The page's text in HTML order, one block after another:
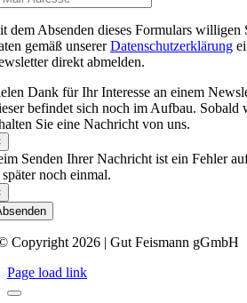
dem Absenden dieses Formulars willigen
gemäß unsererDatenschutzerklärung
direkt abmelden.
Dank für Ihr Interesse an einem
befindet sich noch im Aufbau. Sobald
Sie eine Nachricht von uns.
Senden Ihrer Nachricht ist ein Fehler
später noch einmal.
Copyright 2026 | Gut Feismann gGmbH
Page load link